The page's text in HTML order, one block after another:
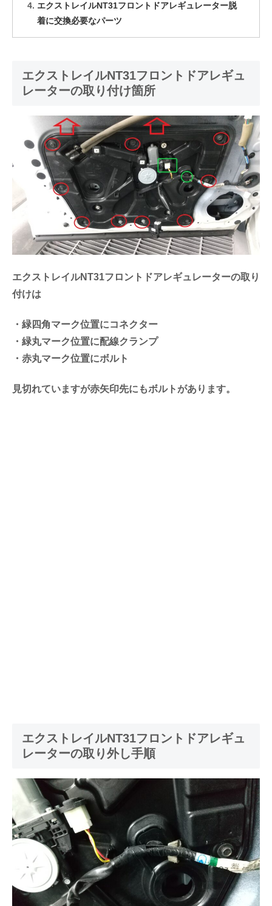
エクストレイルNT31フロントドアレギュレーター脱
着に交換必要なパーツ
エクストレイルNT31フロントドアレギュ
レーターの取り付け箇所
エクストレイルNT31フロントドアレギュレーターの取り
付けは
・緑四角マーク位置にコネクター
・緑丸マーク位置に配線クランプ
・赤丸マーク位置にボルト
見切れていますが赤矢印先にもボルトがあります。
エクストレイルNT31フロントドアレギュ
レーターの取り外し手順